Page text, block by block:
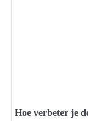
Hoe verbeter je